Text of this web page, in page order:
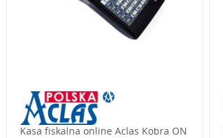
Kasa fiskalna online Aclas Kobra ON